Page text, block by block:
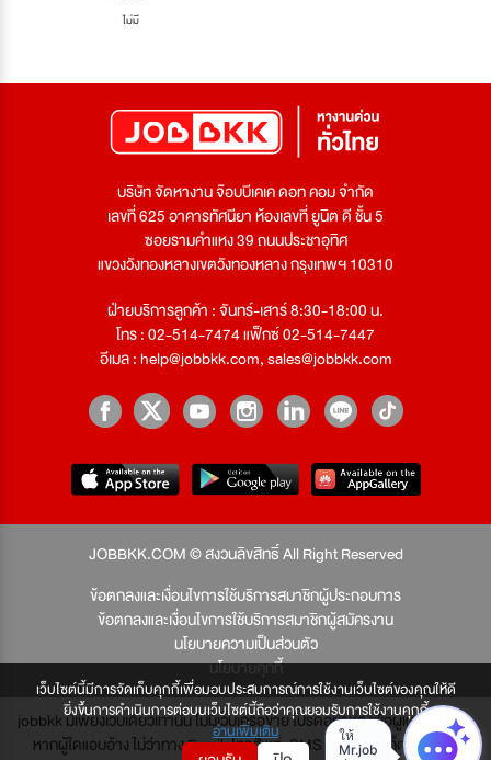
เว็บไซต์นี้มีการจัดเก็บคุกกี้เพื่อมอบประสบการณ์การใช้งานเว็บไซต์ของคุณให้ดี
ยิ่งขึ้นการดำเนินการต่อบนเว็บไซต์นี้ถือว่าคุณยอมรับการใช้งานคุกกี้
อ่านเพิ่มเติม
ไม่มี
บริษัท จัดหางาน จ๊อบบีเคเค ดอท คอม จำกัด
เลขที่ 625 อาคารทัศนียา ห้องเลขที่ ยูนิต ดี ชั้น 5
ซอยรามคำแหง 39 ถนนประชาอุทิศ
แขวงวังทองหลางเขตวังทองหลาง กรุงเทพฯ 10310
ฝ่ายบริการลูกค้า : จันทร์-เสาร์ 8:30-18:00 น.
โทร : 02-514-7474 แฟ็กซ์ 02-514-7447
อีเมล :help@jobbkk.com,sales@jobbkk.com
JOBBKK.COM © สงวนลิขสิทธิ์ All Right Reserved
ข้อตกลงและเงื่อนไขการใช้บริการสมาชิกผู้ประกอบการ
ข้อตกลงและเงื่อนไขการใช้บริการสมาชิกผู้สมัครงาน
นโยบายความเป็นส่วนตัว
นโยบายคุกกี้
jobbkk มีเพียงเว็บเดียวเท่านั้น ไม่มีเว็บเครือข่าย โปรดอย่าหลงเชื่อผู้แอบอ้าง และ
หากผู้ใดแอบอ้าง ไม่ว่าทาง Email, โทรศัพท์, SMS หรือทางใดก็ตาม จะถูก